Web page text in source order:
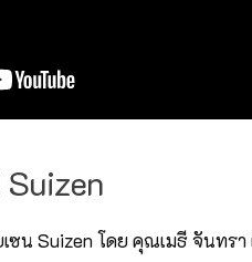
ซน Suizen โดย คุณเมธี จันท